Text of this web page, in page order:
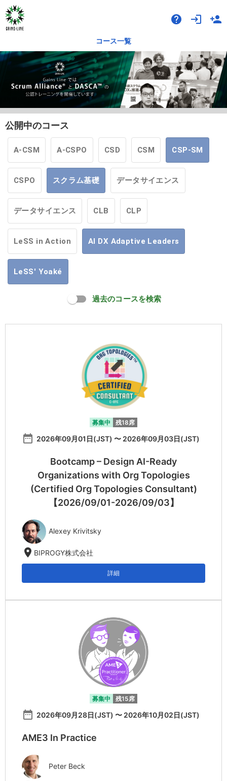
help login person_add
コース一覧
公開中のコース
A-CSM A-CSPO CSD CSM CSP-SM
CSPO スクラム基礎 データサイエンス
データサイエンス CLB CLP
LeSS in Action AI DX Adaptive Leaders
LeSS' Yoaké
過去のコースを検索
募集中 残18席
date_range 2026年09月01日(JST) 〜 2026年09月03日(JST)
Bootcamp – Design AI-Ready
Organizations with Org Topologies
(Certified Org Topologies Consultant)
【2026/09/01-2026/09/03】
Alexey Krivitsky
location_on BIPROGY株式会社
詳細
募集中 残15席
date_range 2026年09月28日(JST) 〜 2026年10月02日(JST)
AME3 In Practice
Peter Beck